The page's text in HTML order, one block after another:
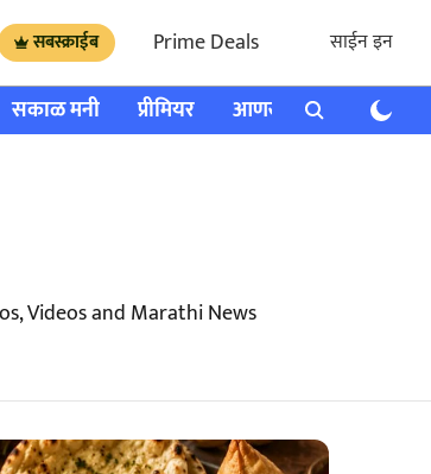
सबस्क्राईब Prime Deals साईन इन
सकाळ मनी प्रीमियर आणखी राशी भविष्य
Videos and Marathi News